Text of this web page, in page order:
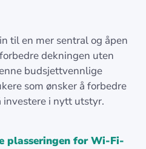
til en mer sentral og åpen
dekningen uten
budsjettvennlige
som ønsker å forbedre
i nytt utstyr.
plasseringen for Wi-Fi-